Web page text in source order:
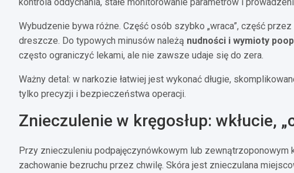
Wybudzenie bywa różne. Część osób szybko „wraca”, część
dreszcze. Do typowych minusów należą nudności i wymioty
często ograniczyć lekami, ale nie zawsze udaje się do zera.
Ważny detal: w narkozie łatwiej jest wykonać długie,
tylko precyzji i bezpieczeństwa operacji.
Znieczulenie w kręgosłup: wkłucie,
Przy znieczuleniu podpajęczynówkowym lub zewnątrzoponowym
zachowanie bezruchu przez chwilę. Skóra jest znieczulana